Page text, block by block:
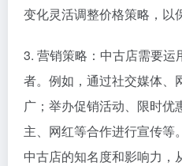
变化灵活调整价格策略，以
3. 营销策略：中古店需要
者。例如，通过社交媒体、
广；举办促销活动、限时优
主、网红等合作进行宣传等
中古店的知名度和影响力，